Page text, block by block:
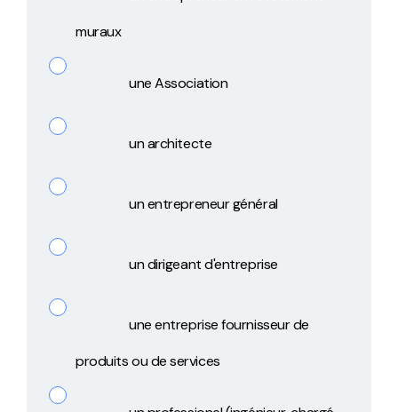
muraux
une Association
un architecte
un entrepreneur général
un dirigeant d'entreprise
une entreprise fournisseur de
produits ou de services